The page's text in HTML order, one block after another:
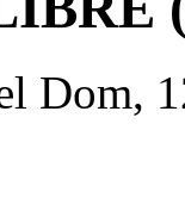
Dom,